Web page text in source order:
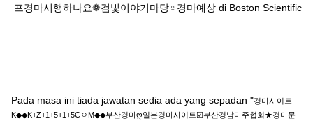
프경마시행하나요❁검빛이야기마당♀경마예상 di Boston Scientific
Pada masa ini tiada jawatan sedia ada yang sepadan "경마사이트
K◆◆K+Z+1+5+1+5CㅇM◆◆부산경마ღ일본경마사이트☑부산경남마주협회★경마문